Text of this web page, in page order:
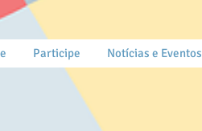
Participe Notícias e Eventos